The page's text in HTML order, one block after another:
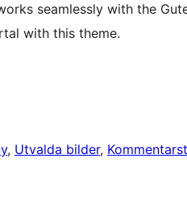
seamlessly with the
with this theme.
, Utvalda bilder,